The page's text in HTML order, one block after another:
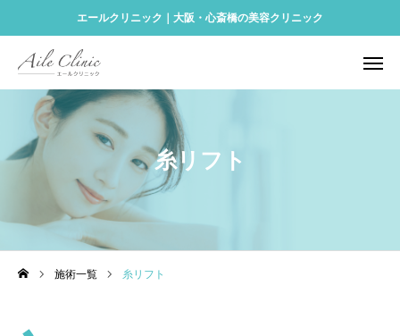
エールクリニック｜大阪・心斎橋の美容クリニック
糸リフト
施術一覧 糸リフト
予約する
アクセス
再生医療
料金表